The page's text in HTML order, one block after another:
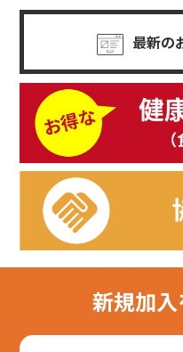
最新の
新規加入